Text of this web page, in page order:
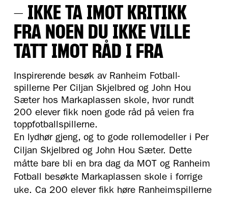
- IKKE TA IMOT KRITIKK
FRA NOEN DU IKKE VILLE
TATT IMOT RÅD I FRA
Inspirerende besøk av Ranheim Fotball-
spillerne Per Ciljan Skjelbred og John Hou
Sæter hos Markaplassen skole, hvor rundt
200 elever fikk noen gode råd på veien fra
toppfotballspillerne.
En lydhør gjeng, og to gode rollemodeller i Per
Ciljan Skjelbred og John Hou Sæter. Dette
måtte bare bli en bra dag da MOT og Ranheim
Fotball besøkte Markaplassen skole i forrige
uke. Ca 200 elever fikk høre Ranheimspillerne